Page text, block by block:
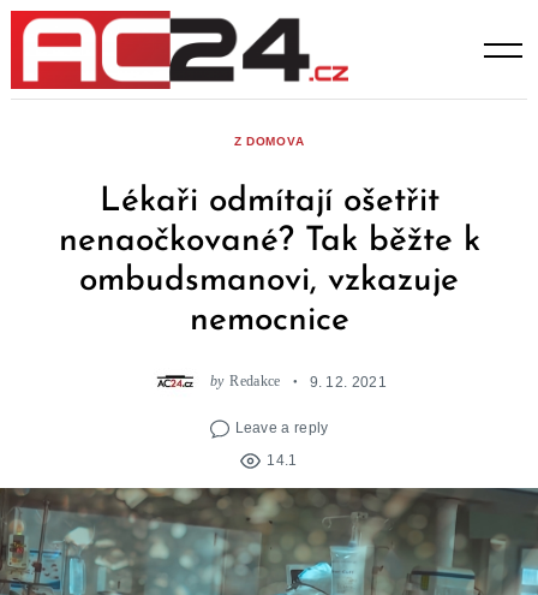
Skip
content
Z DOMOVA
Lékaři odmítají ošetřit
nenaočkované? Tak běžte k
ombudsmanovi, vzkazuje
nemocnice
by Redakce 9. 12. 2021
Leave a reply
14.1